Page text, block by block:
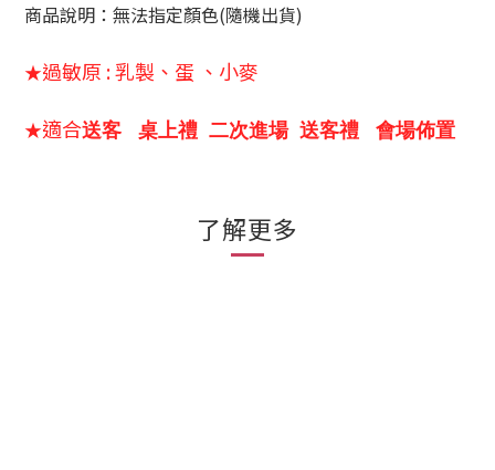
商品說明 ： 無法指定顏色(隨機出貨)
★過敏原 : 乳製、蛋 、小麥
★適合送客 桌上禮 二次進場 送客禮 會場佈置
了解更多